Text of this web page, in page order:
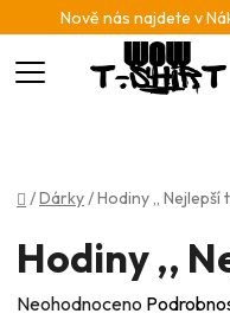
Nově nás najdete v
Domů
/Dárky/Hodiny ,, Nejlepší
Hodiny ,,
Průměrné
Neohodnoceno